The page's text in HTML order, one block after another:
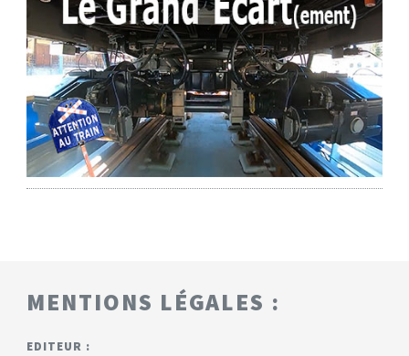
MENTIONS LÉGALES :
EDITEUR :